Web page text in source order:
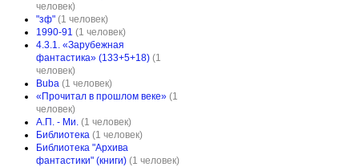
человек)
"зф" (1 человек)
1990-91 (1 человек)
4.3.1. «Зарубежная
фантастика» (133+5+18) (1
человек)
Buba (1 человек)
«Прочитал в прошлом веке» (1
человек)
А.П. - Ми. (1 человек)
Библиотека (1 человек)
Библиотека "Архива
фантастики" (книги) (1 человек)